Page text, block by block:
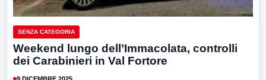
SENZA CATEGORIA
Weekend lungo dell’Immacolata, controlli
dei Carabinieri in Val Fortore